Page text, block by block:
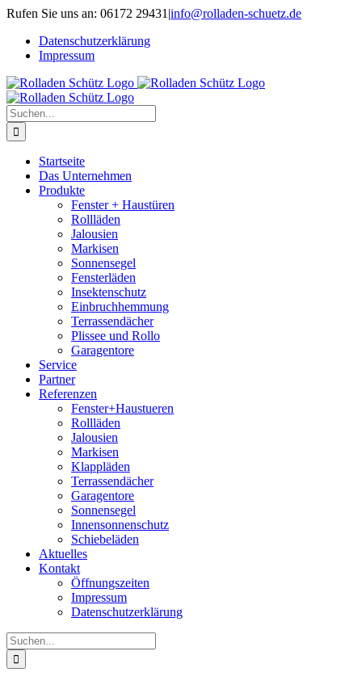
Zum
springen
Rufen Sie uns an: 06172 29431 |info@rolladen-schuetz.de
Datenschutz­erklärung
Impressum
Suche
nach:
Startseite
Das Unternehmen
Produkte
Fenster + Haustüren
Rollläden
Jalousien
Markisen
Sonnensegel
Fensterläden
Insektenschutz
Einbruchhemmung
Terrassendächer
Plissee und Rollo
Garagentore
Service
Partner
Referenzen
Fenster+Haustueren
Rollläden
Jalousien
Markisen
Klappläden
Terrassendächer
Garagentore
Sonnensegel
Innensonnenschutz
Schiebeläden
Aktuelles
Kontakt
Öffnungszeiten
Impressum
Datenschutz­erklärung
Suche
nach: